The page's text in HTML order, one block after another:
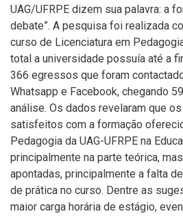
UAG/UFRPE dizem sua palavra: a
debate”. A pesquisa foi realizada
curso de Licenciatura em
total a universidade possuía até a
366 egressos que foram
Whatsapp e Facebook, chegando
análise. Os dados revelaram que
satisfeitos com a formação
Pedagogia da UAG-UFRPE na
principalmente na parte teórica,
apontadas, principalmente a falta
de prática no curso. Dentre as
maior carga horária de estágio,